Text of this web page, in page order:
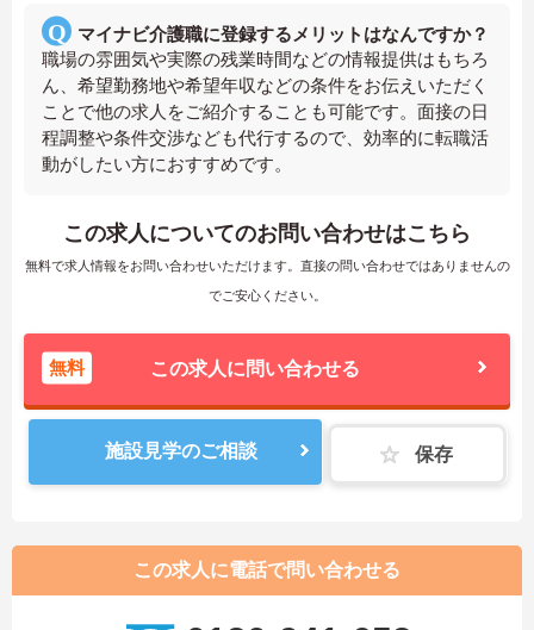
マイナビ介護職に登録するメリットはなんですか？
職場の雰囲気や実際の残業時間などの情報提供はもちろ
ん、希望勤務地や希望年収などの条件をお伝えいただく
ことで他の求人をご紹介することも可能です。面接の日
程調整や条件交渉なども代行するので、効率的に転職活
動がしたい方におすすめです。
この求人についてのお問い合わせはこちら
無料で求人情報をお問い合わせいただけます。直接の問い合わせではありませんの
でご安心ください。
無料 この求人に問い合わせる
施設見学のご相談 保存
この求人に電話で問い合わせる